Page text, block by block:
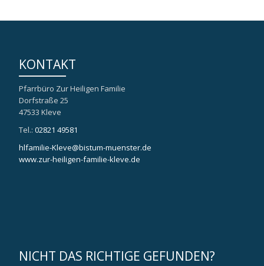
KONTAKT
Pfarrbüro Zur Heiligen Familie
Dorfstraße 25
47533 Kleve
Tel.: 02821 49581
hlfamilie-Kleve@bistum-muenster.de
www.zur-heiligen-familie-kleve.de
NICHT DAS RICHTIGE GEFUNDEN?